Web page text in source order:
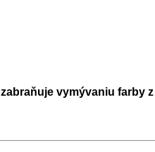
zabraňuje vymývaniu farby z